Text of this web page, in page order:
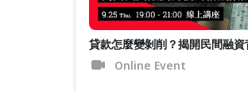
貸款怎麼變剝削？揭開民間融
Online Event